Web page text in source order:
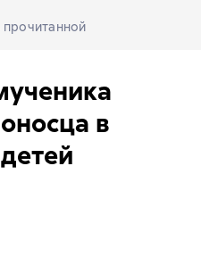
прочитанной
в